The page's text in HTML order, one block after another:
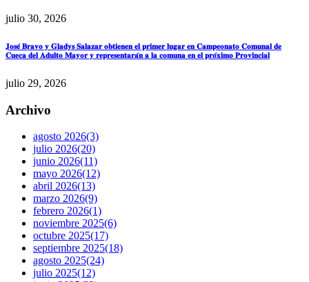
julio 30, 2026
𝐉𝐨𝐬𝐞́ 𝐁𝐫𝐚𝐯𝐨 𝐲 𝐆𝐥𝐚𝐝𝐲𝐬 𝐒𝐚𝐥𝐚𝐳𝐚𝐫 𝐨𝐛𝐭𝐢𝐞𝐧𝐞𝐧 𝐞𝐥 𝐩𝐫𝐢𝐦𝐞𝐫 𝐥𝐮𝐠𝐚𝐫 𝐞𝐧 𝐂𝐚𝐦𝐩𝐞𝐨𝐧𝐚𝐭𝐨 𝐂𝐨𝐦𝐮𝐧𝐚𝐥 𝐝𝐞
𝐂𝐮𝐞𝐜𝐚 𝐝𝐞𝐥 𝐀𝐝𝐮𝐥𝐭𝐨 𝐌𝐚𝐲𝐨𝐫 𝐲 𝐫𝐞𝐩𝐫𝐞𝐬𝐞𝐧𝐭𝐚𝐫𝐚́𝐧 𝐚 𝐥𝐚 𝐜𝐨𝐦𝐮𝐧𝐚 𝐞𝐧 𝐞𝐥 𝐩𝐫𝐨́𝐱𝐢𝐦𝐨 𝐏𝐫𝐨𝐯𝐢𝐧𝐜𝐢𝐚𝐥
julio 29, 2026
Archivo
agosto 2026(3)
julio 2026(20)
junio 2026(11)
mayo 2026(12)
abril 2026(13)
marzo 2026(9)
febrero 2026(1)
noviembre 2025(6)
octubre 2025(17)
septiembre 2025(18)
agosto 2025(24)
julio 2025(12)